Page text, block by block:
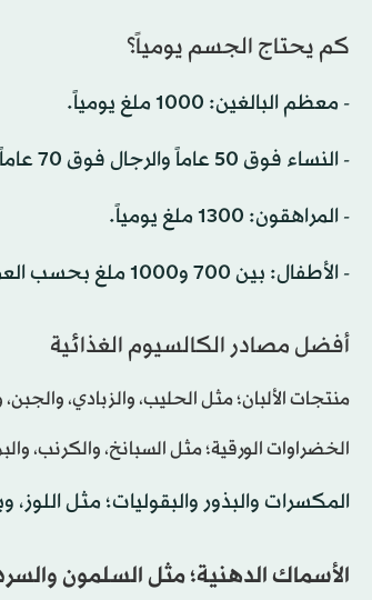
كم يحتاج الجسم يومياً؟
- معظم البالغين: 1000 ملغ يومياً.
- النساء فوق 50 عاماً والرجال فوق 70 عاماً: 1200 ملغ يومياً.
- المراهقون: 1300 ملغ يومياً.
- الأطفال: بين 700 و1000 ملغ بحسب العمر.
أفضل مصادر الكالسيوم الغذائية
منتجات الألبان؛ مثل الحليب، والزبادي،
الخضراوات الورقية؛ مثل السبانخ، والكرنب،
المكسرات والبذور والبقوليات؛ مثل اللوز،
الأسماك الدهنية؛ مثل السلمون